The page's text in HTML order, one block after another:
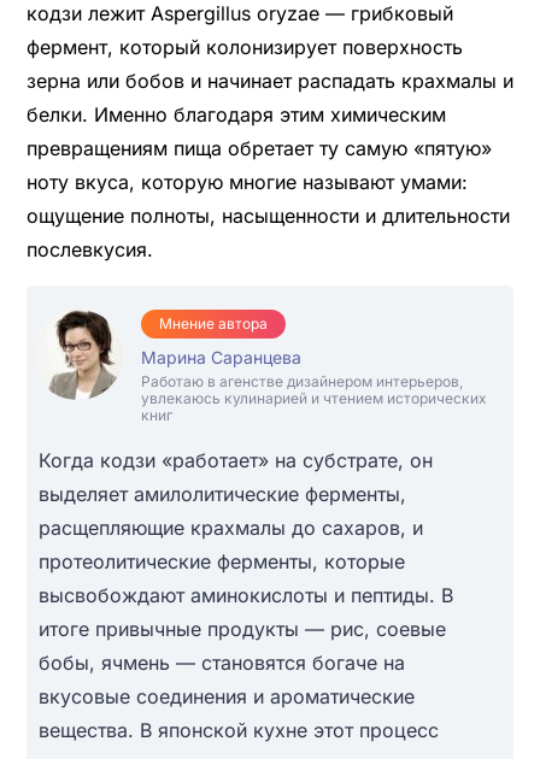
кодзи лежит Aspergillus oryzae — грибковый
фермент, который колонизирует поверхность
зерна или бобов и начинает распадать крахмалы и
белки. Именно благодаря этим химическим
превращениям пища обретает ту самую «пятую»
ноту вкуса, которую многие называют умами:
ощущение полноты, насыщенности и длительности
послевкусия.
Мнение автора
Марина Саранцева
Работаю в агенстве дизайнером интерьеров,
увлекаюсь кулинарией и чтением исторических
книг
Когда кодзи «работает» на субстрате, он
выделяет амилолитические ферменты,
расщепляющие крахмалы до сахаров, и
протеолитические ферменты, которые
высвобождают аминокислоты и пептиды. В
итоге привычные продукты — рис, соевые
бобы, ячмень — становятся богаче на
вкусовые соединения и ароматические
вещества. В японской кухне этот процесс